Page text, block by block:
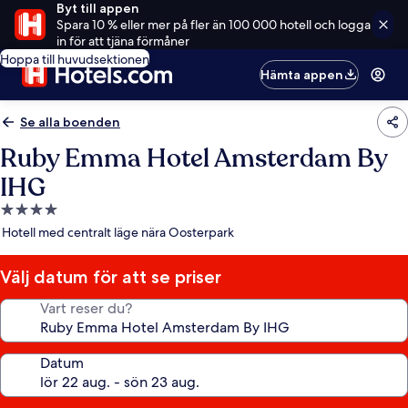
Byt till appen
Spara 10 % eller mer på fler än 100 000 hotell och logga
in för att tjäna förmåner
Hoppa till huvudsektionen
Hämta appen
Se alla boenden
Ruby Emma Hotel Amsterdam By
IHG
4.0-
stjärnigt
Hotell med centralt läge nära Oosterpark
Välj datum för att se priser
Vart reser du?
Datum